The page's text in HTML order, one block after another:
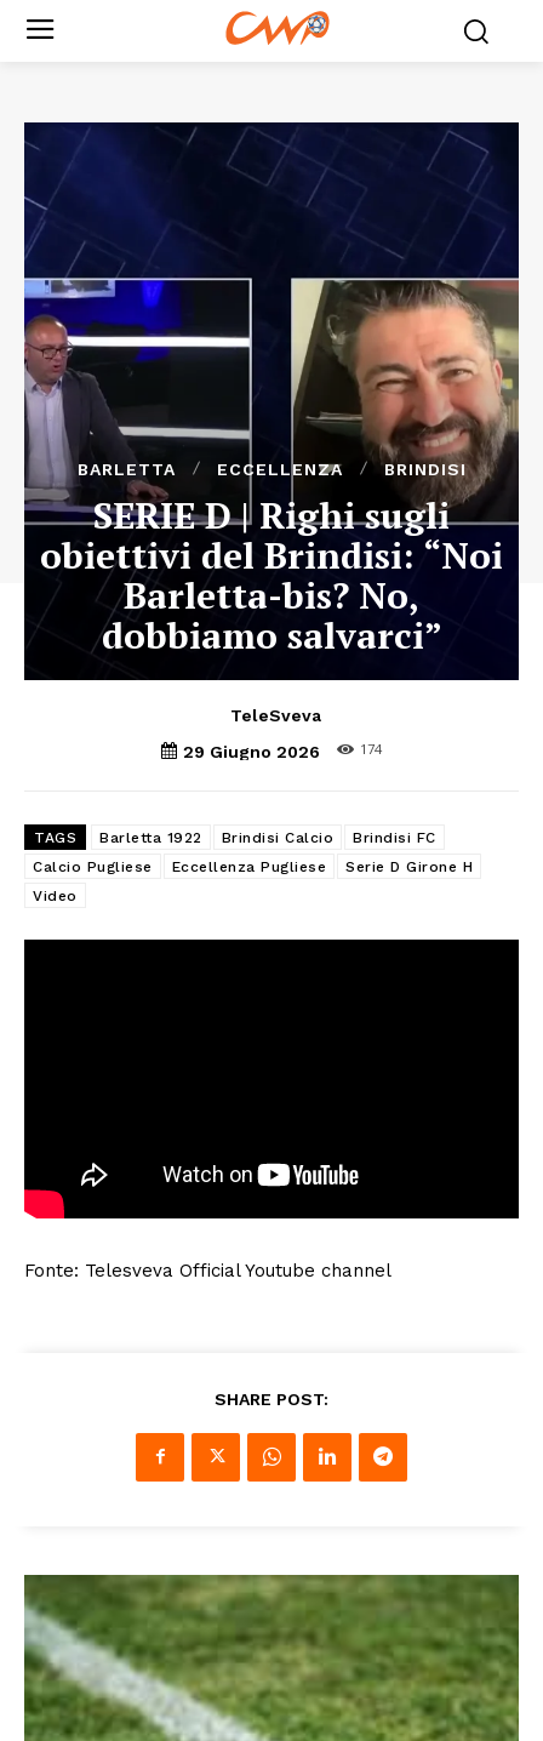
BARLETTA ECCELLENZA BRINDISI
SERIE D | Righi sugli
obiettivi del Brindisi: “Noi
Barletta-bis? No,
dobbiamo salvarci”
TeleSveva
29 Giugno 2026
174
TAGS Barletta 1922 Brindisi Calcio
Brindisi FC
Calcio Pugliese
Eccellenza Pugliese
Serie D Girone H
Video
Fonte: Telesveva Official Youtube channel
SHARE POST: